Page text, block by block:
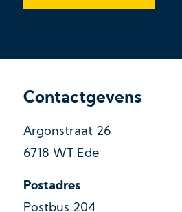
Contactgevens
Argonstraat 26
6718 WT Ede
Postadres
Postbus 204